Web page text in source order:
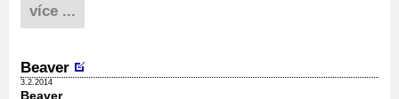
více ...
Beaver
3.2.2014
Beaver